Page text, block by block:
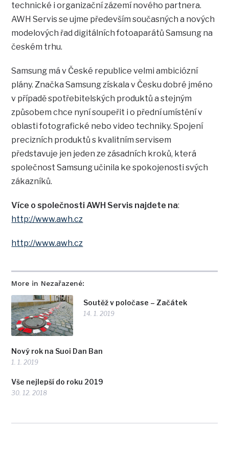
More in Nezařazené:
Soutěž v poločase – Začátek
14. 1. 2019
Nový rok na Suoi Dan Ban
1. 1. 2019
Vše nejlepší do roku 2019
30. 12. 2018
technické i organizační zázemí nového partnera.
AWH Servis se ujme především současných a nových
modelových řad digitálních fotoaparátů Samsung na
českém trhu.
Samsung má v České republice velmi ambiciózní
plány. Značka Samsung získala v Česku dobré jméno
v případě spotřebitelských produktů a stejným
způsobem chce nyní soupeřit i o přední umístění v
oblasti fotografické nebo video techniky. Spojení
precizních produktů s kvalitním servisem
představuje jen jeden ze zásadních kroků, která
společnost Samsung učinila ke spokojenosti svých
zákazníků.
Více o společnosti AWH Servis najdete na:
http://www.awh.cz
http://www.awh.cz